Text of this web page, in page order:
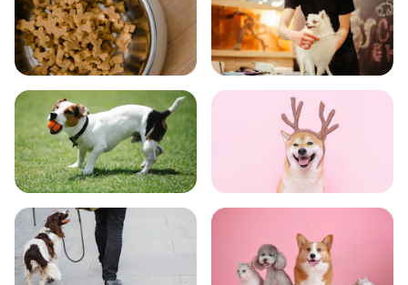
食事 お手入れ
トレーニング グッズ